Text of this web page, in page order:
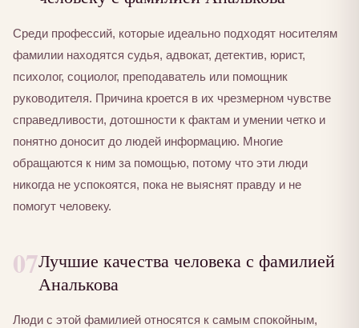
Среди профессий, которые идеально подходят носителям
фамилии находятся судья, адвокат, детектив, юрист,
психолог, социолог, преподаватель или помощник
руководителя. Причина кроется в их чрезмерном чувстве
справедливости, дотошности к фактам и умении четко и
понятно доносит до людей информацию. Многие
обращаются к ним за помощью, потому что эти люди
никогда не успокоятся, пока не выяснят правду и не
помогут человеку.
07Лучшие качества человека с фамилией
Аналькова
Люди с этой фамилией относятся к самым спокойным,